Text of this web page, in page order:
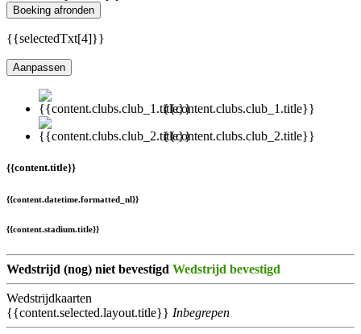
Boeking afronden
{{selectedTxt[4]}}
Aanpassen
{{content.clubs.club_1.title}}
{{content.clubs.club_2.title}}
{{content.title}}
{{content.datetime.formatted_nl}}
{{content.stadium.title}}
Wedstrijd (nog) niet bevestigd Wedstrijd bevestigd
Wedstrijdkaarten
{{content.selected.layout.title}} Inbegrepen